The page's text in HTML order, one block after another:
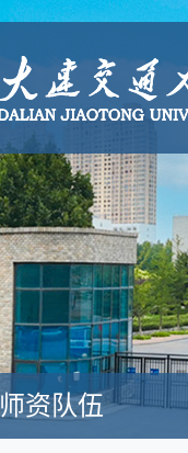
师资队伍